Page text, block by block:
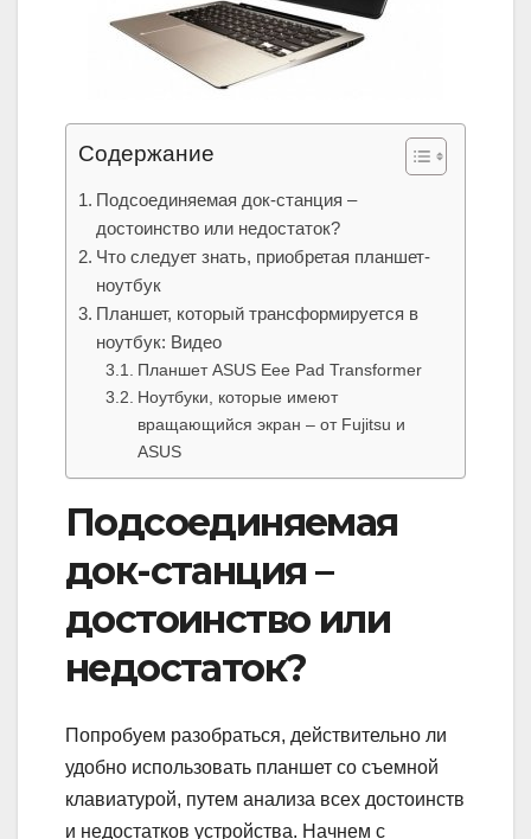
Содержание
Подсоединяемая док-станция –
достоинство или недостаток?
Что следует знать, приобретая планшет-
ноутбук
Планшет, который трансформируется в
ноутбук: Видео
Планшет ASUS Eee Pad Transformer
Ноутбуки, которые имеют
вращающийся экран – от Fujitsu и
ASUS
Подсоединяемая
док-станция –
достоинство или
недостаток?
Попробуем разобраться, действительно ли
удобно использовать планшет со съемной
клавиатурой, путем анализа всех достоинств
и недостатков устройства. Начнем с